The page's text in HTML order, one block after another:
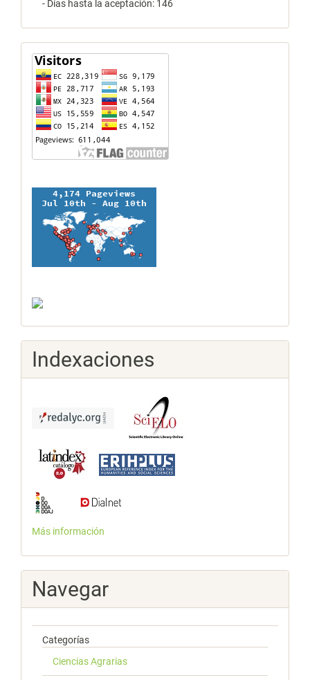
- Días hasta la aceptación: 146
contador
Indexaciones
Más información
Navegar
Categorías
Ciencias Agrarias